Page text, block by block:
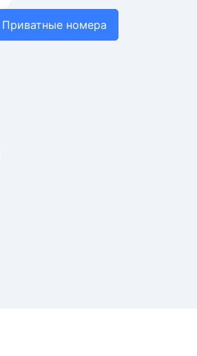
Приватные номера